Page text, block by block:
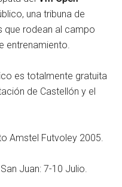
una tribuna de
que rodean al campo
entrenamiento.
es totalmente gratuita
de Castellón y el
Amstel Futvoley 2005.
Juan: 7-10 Julio.